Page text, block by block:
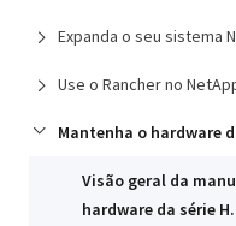
Expanda o seu sistema
Use o Rancher no
Mantenha o hardware
Visão geral da
hardware da série H.